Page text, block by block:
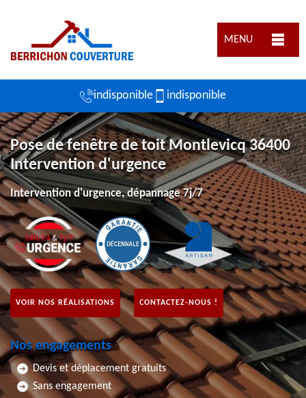
MENU
indisponible indisponible
Pose de fenêtre de toit Montlevicq 36400
Intervention d'urgence
Intervention d'urgence, dépannage 7j/7
VOIR NOS RÉALISATIONS CONTACTEZ-NOUS !
Nos engagements
Devis et déplacement gratuits
Sans engagement